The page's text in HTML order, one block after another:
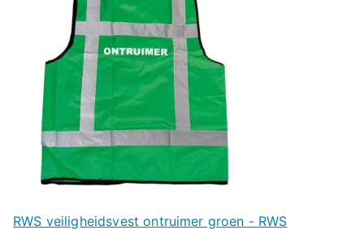
RWS veiligheidsvest ontruimer groen - RWS